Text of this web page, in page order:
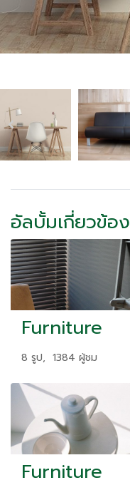
อัลบั้มเกี่ยวข้อง
Furniture
8 รูป, 1384 ผู้ชม
Furniture